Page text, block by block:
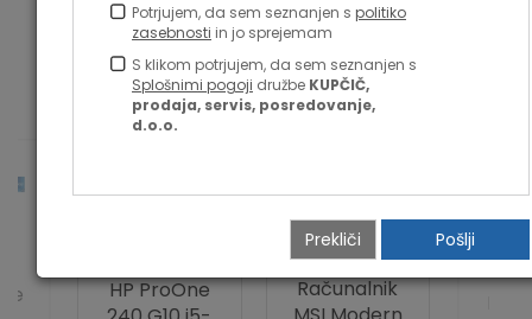
Potrjujem, da sem seznanjen s politiko
zasebnosti in jo sprejemam
S klikom potrjujem, da sem seznanjen s
Splošnimi pogoji družbe KUPČIČ,
prodaja, servis, posredovanje,
d.o.o.
Prekliči
SORODNI IZDELKI
HP ProOne
Računalnik